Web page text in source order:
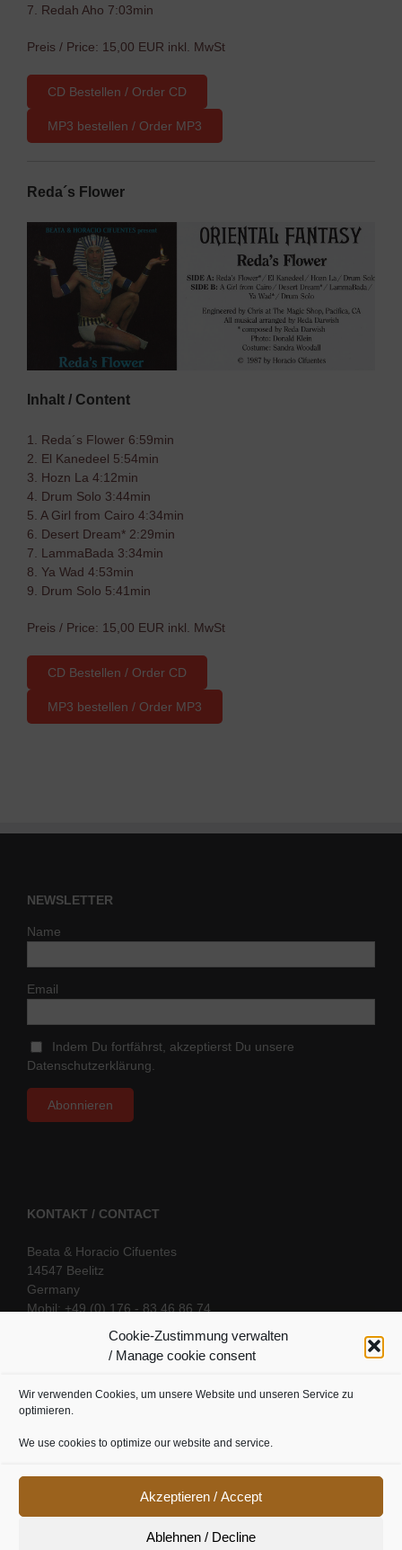
Cookie-Zustimmung verwalten
/ Manage cookie consent
Wir verwenden Cookies, um unsere Website und unseren Service zu
optimieren.
We use cookies to optimize our website and service.
Akzeptieren / Accept
Ablehnen / Decline
7. Redah Aho 7:03min
Preis / Price: 15,00 EUR inkl. MwSt
CD Bestellen / Order CD
MP3 bestellen / Order MP3
Reda´s Flower
Inhalt / Content
1. Reda´s Flower 6:59min
2. El Kanedeel 5:54min
3. Hozn La 4:12min
4. Drum Solo 3:44min
5. A Girl from Cairo 4:34min
6. Desert Dream* 2:29min
7. LammaBada 3:34min
8. Ya Wad 4:53min
9. Drum Solo 5:41min
Preis / Price: 15,00 EUR inkl. MwSt
CD Bestellen / Order CD
MP3 bestellen / Order MP3
NEWSLETTER
Name
Email
Indem Du fortfährst, akzeptierst Du unsere
Datenschutzerklärung.
KONTAKT / CONTACT
Beata & Horacio Cifuentes
14547 Beelitz
Germany
Mobil: +49 (0) 176 - 83 46 86 74
SOCIAL LINKS